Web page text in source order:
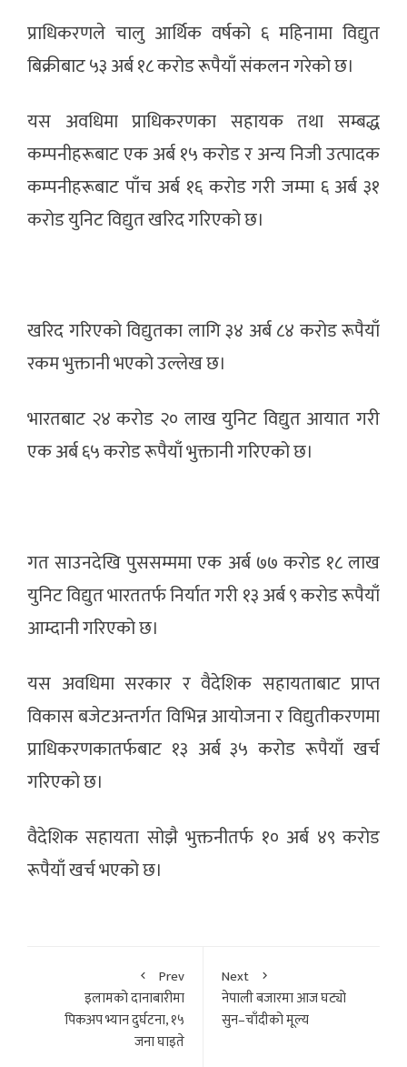
प्राधिकरणले चालु आर्थिक वर्षको ६ महिनामा विद्युत
बिक्रीबाट ५३ अर्ब १८ करोड रूपैयाँ संकलन गरेको छ।
यस अवधिमा प्राधिकरणका सहायक तथा सम्बद्ध
कम्पनीहरूबाट एक अर्ब १५ करोड र अन्य निजी उत्पादक
कम्पनीहरूबाट पाँच अर्ब १६ करोड गरी जम्मा ६ अर्ब ३१
करोड युनिट विद्युत खरिद गरिएको छ।
खरिद गरिएको विद्युतका लागि ३४ अर्ब ८४ करोड रूपैयाँ
रकम भुक्तानी भएको उल्लेख छ।
भारतबाट २४ करोड २० लाख युनिट विद्युत आयात गरी
एक अर्ब ६५ करोड रूपैयाँ भुक्तानी गरिएको छ।
गत साउनदेखि पुससम्ममा एक अर्ब ७७ करोड १८ लाख
युनिट विद्युत भारततर्फ निर्यात गरी १३ अर्ब ९ करोड रूपैयाँ
आम्दानी गरिएको छ।
यस अवधिमा सरकार र वैदेशिक सहायताबाट प्राप्त
विकास बजेटअन्तर्गत विभिन्न आयोजना र विद्युतीकरणमा
प्राधिकरणकातर्फबाट १३ अर्ब ३५ करोड रूपैयाँ खर्च
गरिएको छ।
वैदेशिक सहायता सोझै भुक्तनीतर्फ १० अर्ब ४९ करोड
रूपैयाँ खर्च भएको छ।
Prev
इलामको दानाबारीमा
पिकअप भ्यान दुर्घटना, १५
जना घाइते
Next
नेपाली बजारमा आज घट्यो
सुन–चाँदीको मूल्य